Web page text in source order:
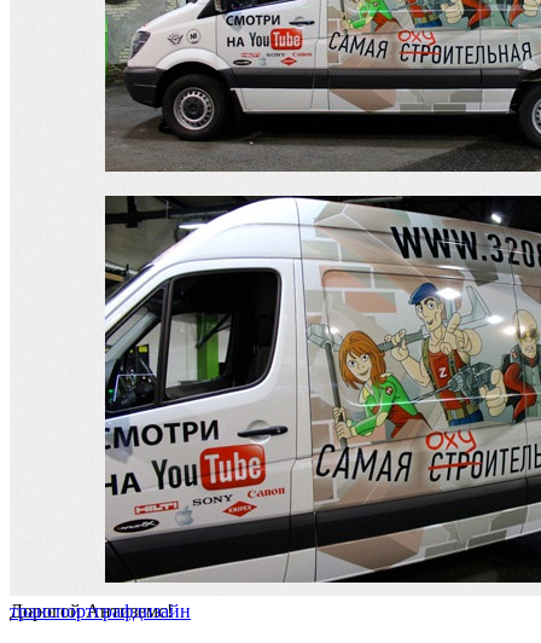
Дорогой Антиземс!
транспортграфдизайн